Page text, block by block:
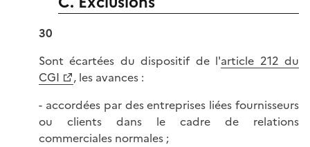
30
Sont écartées du dispositif de l'article 212 du
CGI
, les avances :
- accordées par des entreprises liées fournisseurs
ou clients dans le cadre de relations
commerciales normales ;